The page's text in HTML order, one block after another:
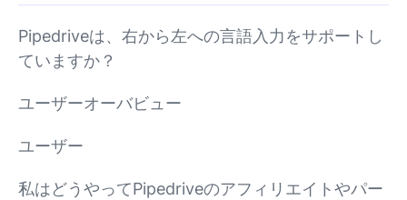
Pipedriveは、右から左への言語入力をサポートし
ていますか？
ユーザーオーバビュー
ユーザー
私はどうやってPipedriveのアフィリエイトやパー